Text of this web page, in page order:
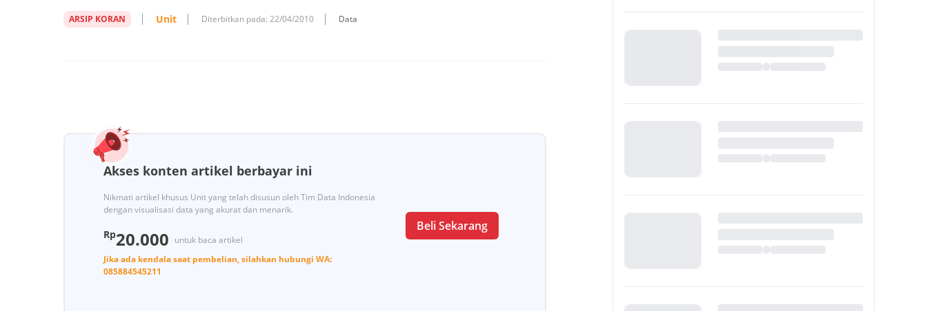
ARSIP KORAN Unit Diterbitkan pada: 22/04/2010 Data
Akses konten artikel berbayar ini
Nikmati artikel khusus Unit yang telah disusun oleh Tim Data Indonesia
dengan visualisasi data yang akurat dan menarik.
Rp20.000 untuk baca artikel
Jika ada kendala saat pembelian, silahkan hubungi WA:
085884545211
Beli Sekarang